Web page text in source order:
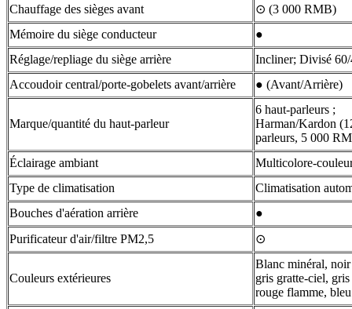
Chauffage des sièges avant
⊙ (3 000 RMB)
Mémoire du siège conducteur
●
Réglage/repliage du siège arrière
Incliner; Divisé
Accoudoir central/porte-gobelets avant/arrière
● (Avant/Arrière)
Marque/quantité du haut-parleur
6 haut-parleurs ;
Harman/Kardon
parleurs, 5 000
Éclairage ambiant
Multicolore-
Type de climatisation
Climatisation
Bouches d'aération arrière
●
Purificateur d'air/filtre PM2,5
⊙
Couleurs extérieures
Blanc minéral, noir
gris gratte-ciel,
rouge flamme,